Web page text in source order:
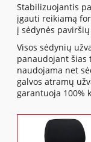
Stabilizuojantis
įgauti reikiamą
į sėdynės
Visos sėdynių
panaudojant šias
naudojama net
galvos atramų
garantuoja 100%